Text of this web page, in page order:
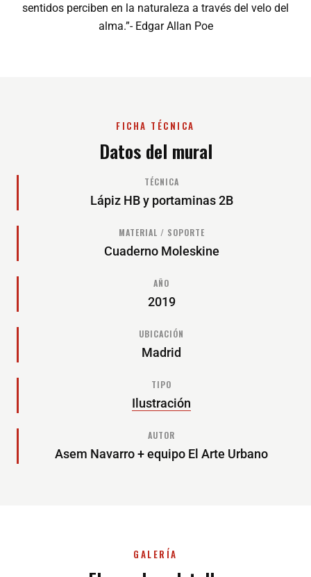
sentidos perciben en la naturaleza a través del velo del
alma.”- Edgar Allan Poe
FICHA TÉCNICA
Datos del mural
TÉCNICA
Lápiz HB y portaminas 2B
MATERIAL / SOPORTE
Cuaderno Moleskine
AÑO
2019
UBICACIÓN
Madrid
TIPO
Ilustración
AUTOR
Asem Navarro + equipo El Arte Urbano
GALERÍA